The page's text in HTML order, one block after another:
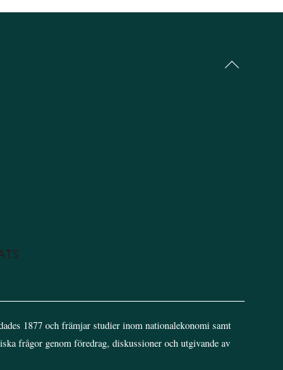
Back
1877 och främjar studier inom nationalekonomi samt
frågor genom föredrag, diskussioner och utgivande av